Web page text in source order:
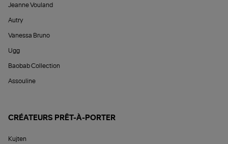
Jeanne Vouland
Autry
Vanessa Bruno
Ugg
Baobab Collection
Assouline
CRÉATEURS PRÊT-À-PORTER
Kujten